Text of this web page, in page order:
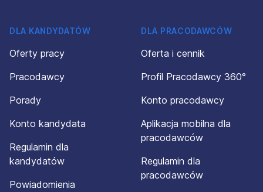
DLA KANDYDATÓW
Oferty pracy
Pracodawcy
Porady
Konto kandydata
Regulamin dla
kandydatów
Powiadomienia
DLA PRACODAWCÓW
Oferta i cennik
Profil Pracodawcy 360°
Konto pracodawcy
Aplikacja mobilna dla
pracodawców
Regulamin dla
pracodawców